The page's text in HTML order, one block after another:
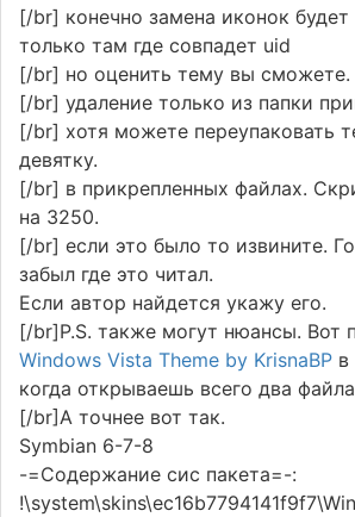
[/br] конечно замена иконок будет
только там где совпадет uid
[/br] но оценить тему вы сможете.
[/br] удаление только из папки
[/br] хотя можете переупаковать
девятку.
[/br] в прикрепленных файлах.
на 3250.
[/br] если это было то извините.
забыл где это читал.
Если автор найдется укажу его.
[/br]P.S. также могут нюансы. Вот
Windows Vista Theme by KrisnaBP в
когда открываешь всего два
[/br]А точнее вот так.
Symbian 6-7-8
-=Содержание сис пакета=-: